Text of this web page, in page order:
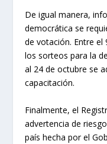
De igual manera,
democrática se
de votación. Entre el
los sorteos para la
al 24 de octubre se
capacitación.
Finalmente, el
advertencia de
país hecha por el